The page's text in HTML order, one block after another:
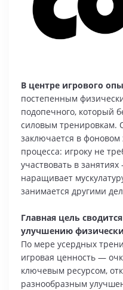
В центре игрового
постепенным
подопечного, который
силовым тренировкам.
заключается в фоновом
процесса: игроку не
участвовать в
наращивает
занимается другими
Главная цель
улучшению
По мере усердных
игровая ценность —
ключевым ресурсом,
разнообразным